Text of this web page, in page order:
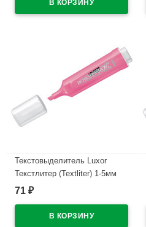
Текстовыделитель Luxor
Текстлитер (Textliter) 1-5мм
скошенный розовый арт.4014Т
71 ₽